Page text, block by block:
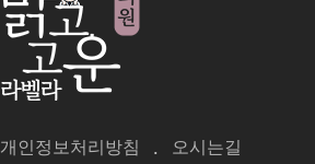
개인정보처리방침 오시는길